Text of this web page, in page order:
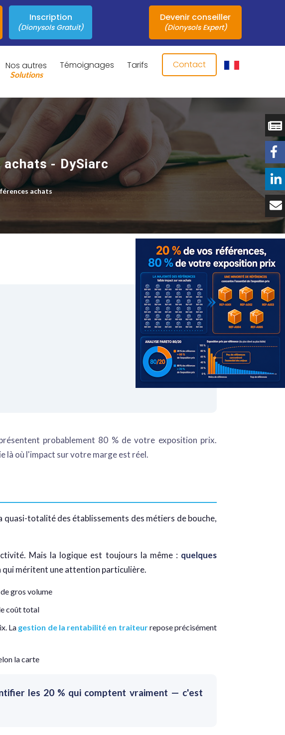
Inscription
(Dionysols Gratuit)
Devenir conseiller
(Dionysols Expert)
Nos autres
Solutions
Témoignages Tarifs Contact
- DySiarc
achats
probablement 80 % de votre exposition prix.
là où l'impact sur votre marge est réel.
totalité des établissements des métiers de bouche,
Mais la logique est toujours la même : quelques
qui méritent une attention particulière.
gros volume
coût total
La gestion de la rentabilité en traiteurrepose précisément
la carte
les 20 % qui comptent vraiment — c'est